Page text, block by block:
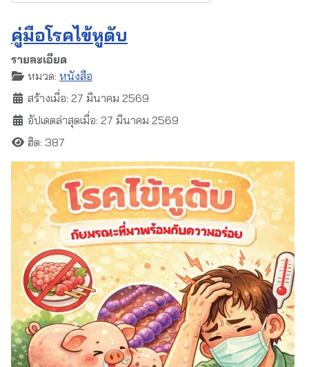
คู่มือโรคไข้หูดับ
รายละเอียด
หมวด: หนังสือ
สร้างเมื่อ: 27 มีนาคม 2569
อัปเดตล่าสุดเมื่อ: 27 มีนาคม 2569
ฮิต: 387